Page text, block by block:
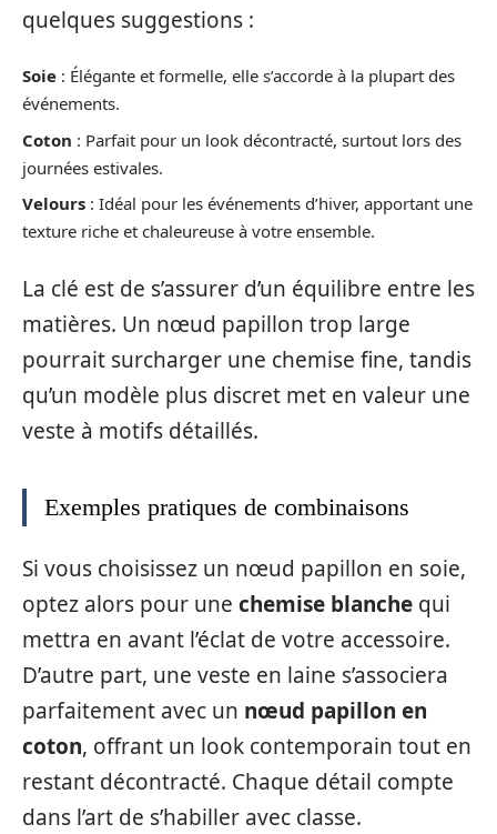
quelques suggestions :
Soie : Élégante et formelle, elle s’accorde à la plupart des
événements.
Coton : Parfait pour un look décontracté, surtout lors des
journées estivales.
Velours : Idéal pour les événements d’hiver, apportant une
texture riche et chaleureuse à votre ensemble.
La clé est de s’assurer d’un équilibre entre les
matières. Un nœud papillon trop large
pourrait surcharger une chemise fine, tandis
qu’un modèle plus discret met en valeur une
veste à motifs détaillés.
Exemples pratiques de combinaisons
Si vous choisissez un nœud papillon en soie,
optez alors pour une chemise blanche qui
mettra en avant l’éclat de votre accessoire.
D’autre part, une veste en laine s’associera
parfaitement avec un nœud papillon en
coton, offrant un look contemporain tout en
restant décontracté. Chaque détail compte
dans l’art de s’habiller avec classe.